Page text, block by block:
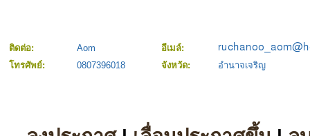
ติดต่อ: Aom
อีเมล์:
โทรศัพย์:
0807396018 จังหวัด: อำนาจเจริญ